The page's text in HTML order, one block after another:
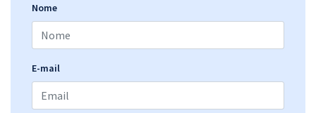
Nome
E-mail